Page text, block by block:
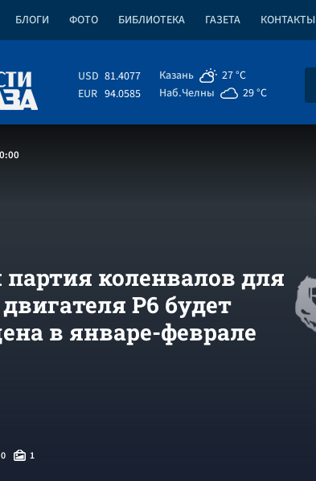
БЛОГИ ФОТО БИБЛИОТЕКА ГАЗЕТА КОНТАКТЫ
USD 81.4077
EUR 94.0585
Казань
27 °C
Наб.Челны
29 °C
коленвалов для
Р6 будет
в январе-феврале
0 1